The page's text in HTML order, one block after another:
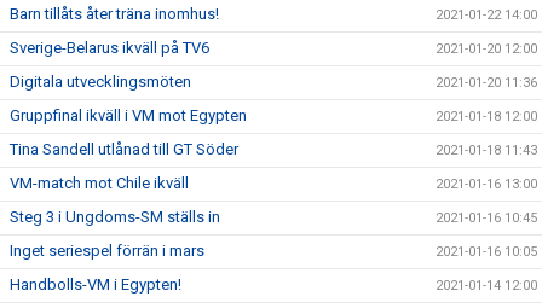
Barn tillåts åter träna inomhus! 2021-01-22 14:00
Sverige-Belarus ikväll på TV6 2021-01-20 12:00
Digitala utvecklingsmöten 2021-01-20 11:36
Gruppfinal ikväll i VM mot Egypten 2021-01-18 12:00
Tina Sandell utlånad till GT Söder 2021-01-18 11:43
VM-match mot Chile ikväll 2021-01-16 13:00
Steg 3 i Ungdoms-SM ställs in 2021-01-16 10:45
Inget seriespel förrän i mars 2021-01-16 10:05
Handbolls-VM i Egypten! 2021-01-14 12:00